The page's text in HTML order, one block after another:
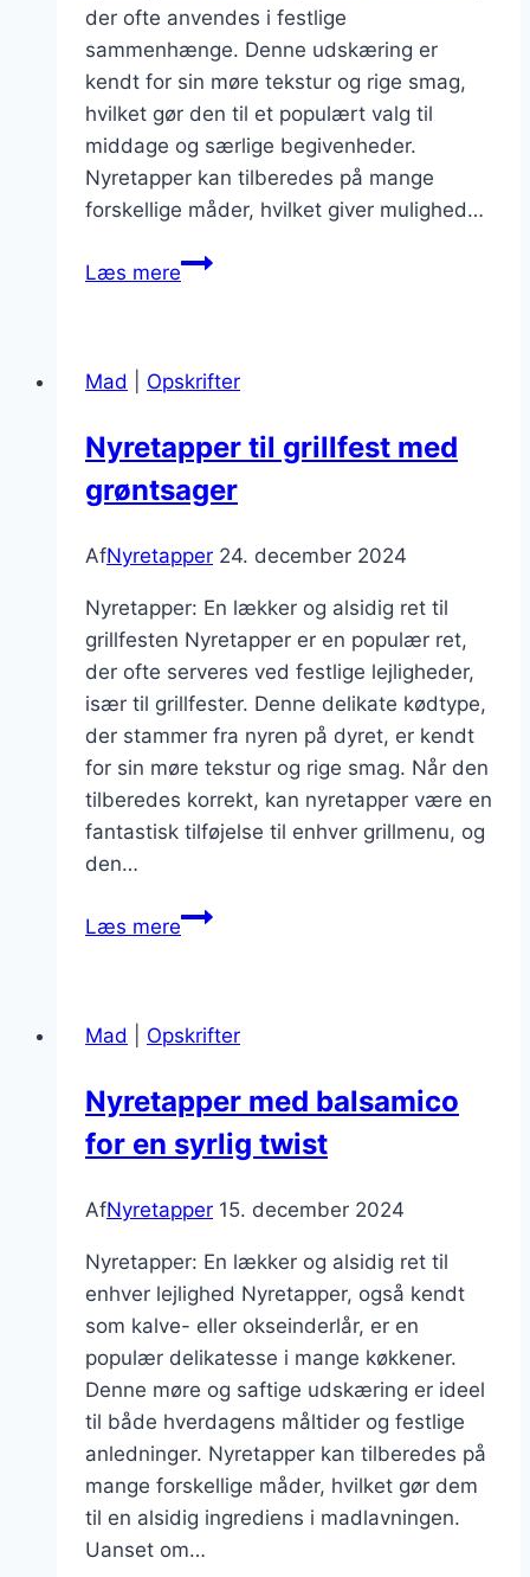
der ofte anvendes i festlige
sammenhænge. Denne udskæring er
kendt for sin møre tekstur og rige smag,
hvilket gør den til et populært valg til
middage og særlige begivenheder.
Nyretapper kan tilberedes på mange
forskellige måder, hvilket giver mulighed…
Læs mereNyretapper
festlige
Mad Opskrifter
Nyretapper til grillfest med
grøntsager
AfNyretapper 24. december 2024
Nyretapper: En lækker og alsidig ret til
grillfesten Nyretapper er en populær ret,
der ofte serveres ved festlige lejligheder,
især til grillfester. Denne delikate kødtype,
der stammer fra nyren på dyret, er kendt
for sin møre tekstur og rige smag. Når den
tilberedes korrekt, kan nyretapper være en
fantastisk tilføjelse til enhver grillmenu, og
den…
Læs mereNyretapper
grøntsager
Mad Opskrifter
Nyretapper med balsamico
for en syrlig twist
AfNyretapper 15. december 2024
Nyretapper: En lækker og alsidig ret til
enhver lejlighed Nyretapper, også kendt
som kalve- eller okseinderlår, er en
populær delikatesse i mange køkkener.
Denne møre og saftige udskæring er ideel
til både hverdagens måltider og festlige
anledninger. Nyretapper kan tilberedes på
mange forskellige måder, hvilket gør dem
til en alsidig ingrediens i madlavningen.
Uanset om…